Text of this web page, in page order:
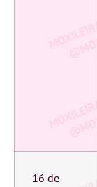
16 de